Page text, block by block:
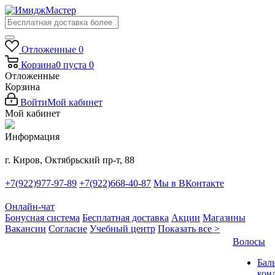
Отложенные 0
Корзина0 пуста 0
Отложенные
Корзина
ВойтиМой кабинет
Мой кабинет
Информация
г. Киров, Октябрьский пр-т, 88
+7(922)977-97-89 +7(922)668-40-87 Мы в ВКонтакте
Онлайн-чат
Бонусная система Бесплатная доставка Акции Магазины
Вакансии Согласие Учебный центр Показать все >
Волосы